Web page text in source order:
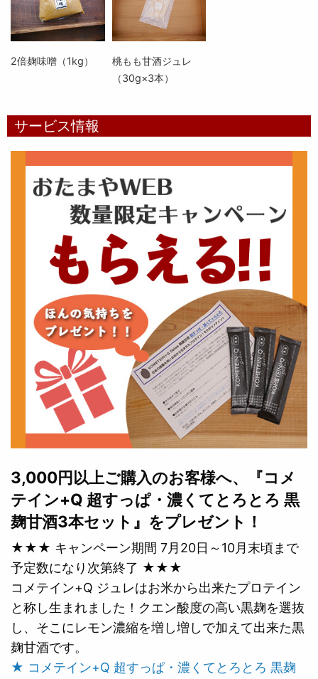
2倍麹味噌（1kg）
桃もも甘酒ジュレ
（30g×3本）
サービス情報
3,000円以上ご購入のお客様へ、『コメ
テイン+Q 超すっぱ・濃くてとろとろ 黒
麹甘酒3本セット』をプレゼント！
★★★ キャンペーン期間 7月20日～10月末頃まで
予定数になり次第終了 ★★★
コメテイン+Q ジュレはお米から出来たプロテイン
と称し生まれました！クエン酸度の高い黒麹を選抜
し、そこにレモン濃縮を増し増しで加えて出来た黒
麹甘酒です。
★ コメテイン+Q 超すっぱ・濃くてとろとろ 黒麹